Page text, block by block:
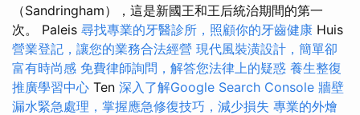
（Sandringham），這是新國王和王后統治期間的第一
次。 Paleis 尋找專業的牙醫診所，照顧你的牙齒健康 Huis
營業登記，讓您的業務合法經營 現代風裝潢設計，簡單卻
富有時尚感 免費律師詢問，解答您法律上的疑惑 養生整復
推廣學習中心 Ten 深入了解Google Search Console 牆壁
漏水緊急處理，掌握應急修復技巧，減少損失 專業的外燴